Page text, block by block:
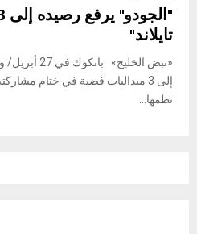
تايلاند"
«نبض
إلى 3 ميداليات فضية في ختام
نظمها...